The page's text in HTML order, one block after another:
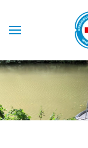
Skip to